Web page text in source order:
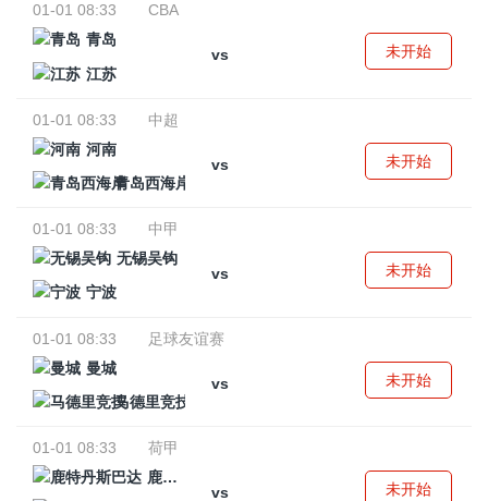
01-01 08:33
CBA
青岛
vs
江苏
未开始
01-01 08:33
中超
河南
vs
青岛西海岸
未开始
01-01 08:33
中甲
无锡吴钩
vs
宁波
未开始
01-01 08:33
足球友谊赛
曼城
vs
马德里竞技
未开始
01-01 08:33
荷甲
鹿特丹斯巴达
vs
未开始